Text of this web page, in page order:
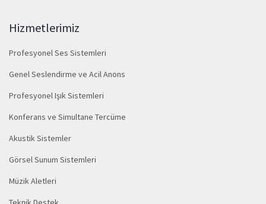
Hizmetlerimiz
Profesyonel Ses Sistemleri
Genel Seslendirme ve Acil Anons
Profesyonel Işık Sistemleri
Konferans ve Simultane Tercüme
Akustik Sistemler
Görsel Sunum Sistemleri
Müzik Aletleri